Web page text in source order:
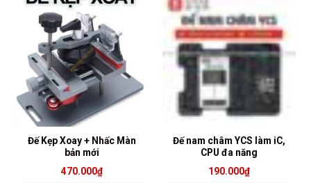
Đế Kẹp Xoay + Nhấc Màn
bản mới
470.000₫
Đế nam châm YCS làm iC,
CPU đa năng
190.000₫